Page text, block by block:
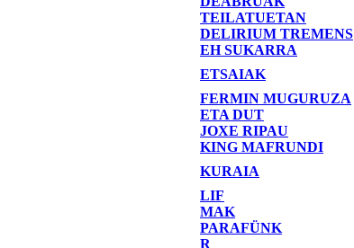
TEILATUETAN
DELIRIUM TREMENS
EH SUKARRA
ETSAIAK
FERMIN MUGURUZA
ETA DUT
JOXE RIPAU
KING MAFRUNDI
KURAIA
LIF
MAK
PARAFÜNK
R